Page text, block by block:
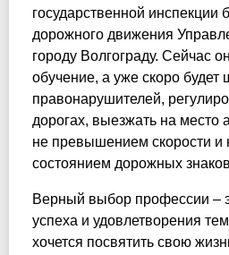
государственной инспекции
дорожного движения
городу Волгограду. Сейчас
обучение, а уже скоро будет
правонарушителей,
дорогах, выезжать на место
не превышением скорости
состоянием дорожных
Верный выбор профессии –
успеха и удовлетворения
хочется посвятить свою